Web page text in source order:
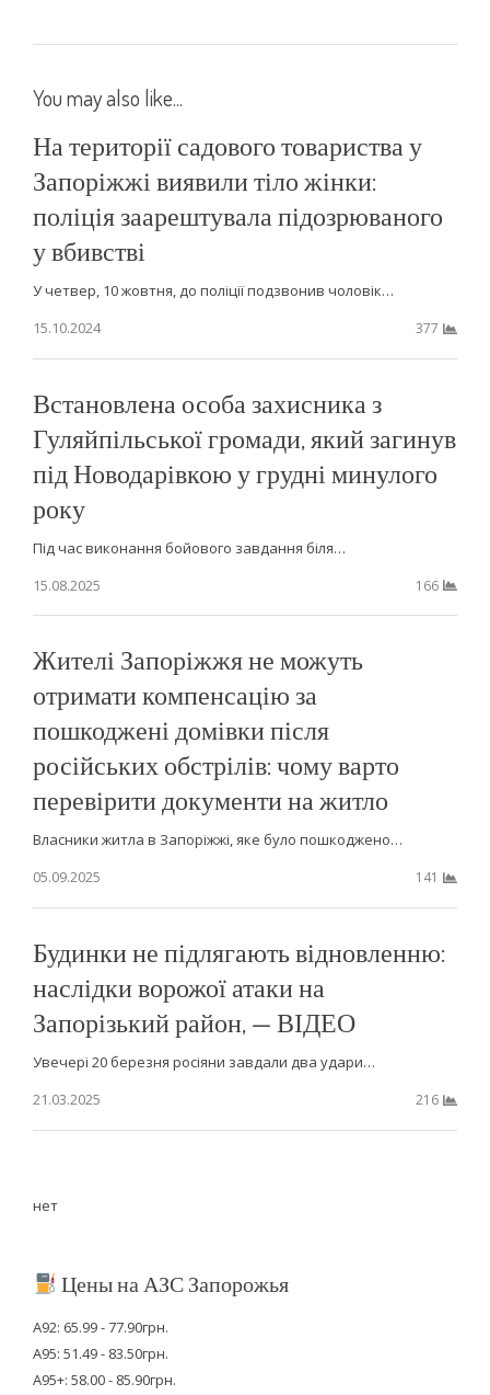
You may also like...
На території садового товариства у
Запоріжжі виявили тіло жінки:
поліція заарештувала підозрюваного
у вбивстві
У четвер, 10 жовтня, до поліції подзвонив чоловік…
15.10.2024
377
Встановлена особа захисника з
Гуляйпільської громади, який загинув
під Новодарівкою у грудні минулого
року
Під час виконання бойового завдання біля…
15.08.2025
166
Жителі Запоріжжя не можуть
отримати компенсацію за
пошкоджені домівки після
російських обстрілів: чому варто
перевірити документи на житло
Власники житла в Запоріжжі, яке було пошкоджено…
05.09.2025
141
Будинки не підлягають відновленню:
наслідки ворожої атаки на
Запорізький район, — ВІДЕО
Увечері 20 березня росіяни завдали два удари…
21.03.2025
216
нет
Цены на АЗС Запорожья
А92: 65.99 - 77.90грн.
А95: 51.49 - 83.50грн.
А95+: 58.00 - 85.90грн.